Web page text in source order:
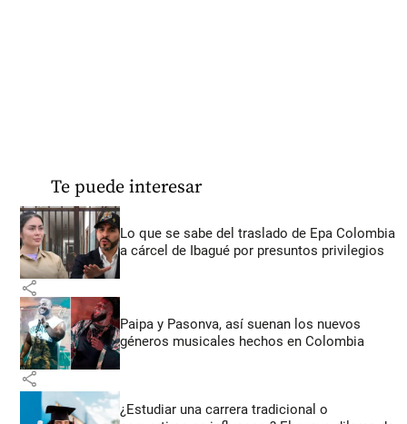
Te puede interesar
Lo que se sabe del traslado de Epa Colombia
a cárcel de Ibagué por presuntos privilegios
share
Paipa y Pasonva, así suenan los nuevos
géneros musicales hechos en Colombia
share
¿Estudiar una carrera tradicional o